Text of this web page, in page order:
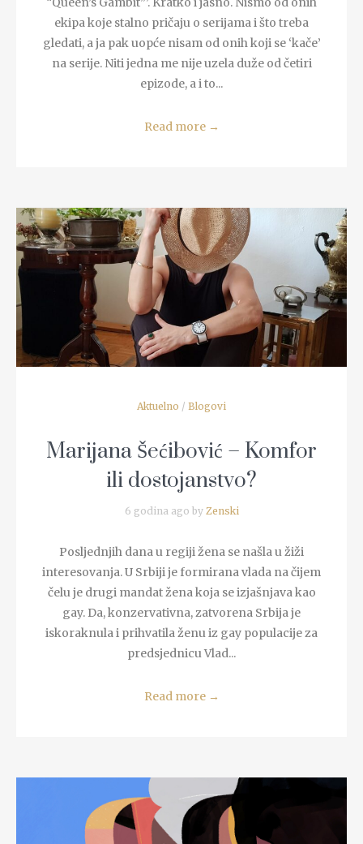
ekipa koje stalno pričaju o serijama i što treba
gledati, a ja pak uopće nisam od onih koji se ‘kače’
na serije. Niti jedna me nije uzela duže od četiri
epizode, a i to...
Read more →
READ MORE
Aktuelno / Blogovi
Marijana Šećibović – Komfor
ili dostojanstvo?
6 godina ago by Zenski
Posljednjih dana u regiji žena se našla u žiži
interesovanja. U Srbiji je formirana vlada na čijem
čelu je drugi mandat žena koja se izjašnjava kao
gay. Da, konzervativna, zatvorena Srbija je
iskoraknula i prihvatila ženu iz gay populacije za
predsjednicu Vlad...
Read more →